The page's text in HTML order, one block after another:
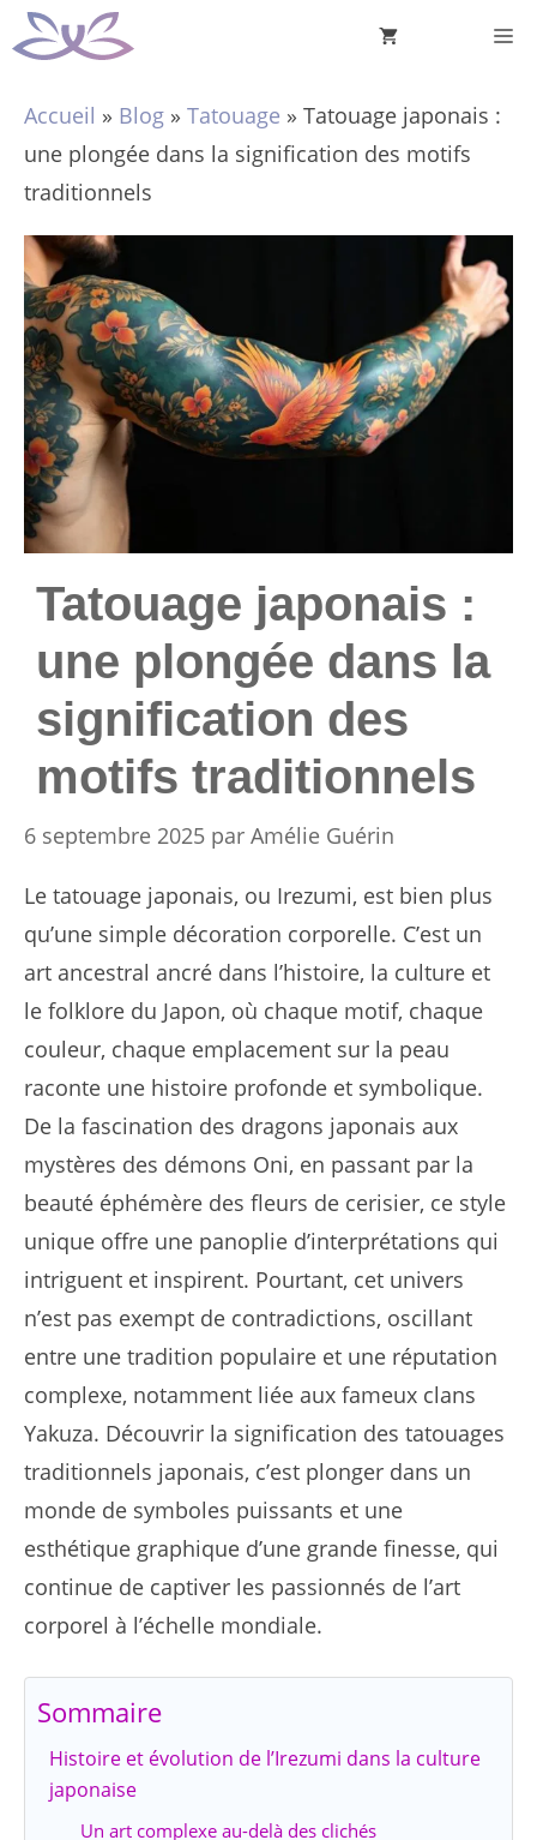
Aller
au
Accueil » Blog » Tatouage » Tatouage japonais :
une plongée dans la signification des motifs
traditionnels
Tatouage japonais :
une plongée dans la
signification des
motifs traditionnels
6 septembre 2025 par Amélie Guérin
Le tatouage japonais, ou Irezumi, est bien plus
qu’une simple décoration corporelle. C’est un
art ancestral ancré dans l’histoire, la culture et
le folklore du Japon, où chaque motif, chaque
couleur, chaque emplacement sur la peau
raconte une histoire profonde et symbolique.
De la fascination des dragons japonais aux
mystères des démons Oni, en passant par la
beauté éphémère des fleurs de cerisier, ce style
unique offre une panoplie d’interprétations qui
intriguent et inspirent. Pourtant, cet univers
n’est pas exempt de contradictions, oscillant
entre une tradition populaire et une réputation
complexe, notamment liée aux fameux clans
Yakuza. Découvrir la signification des tatouages
traditionnels japonais, c’est plonger dans un
monde de symboles puissants et une
esthétique graphique d’une grande finesse, qui
continue de captiver les passionnés de l’art
corporel à l’échelle mondiale.
Sommaire
Histoire et évolution de l’Irezumi dans la culture
japonaise
Un art complexe au-delà des clichés